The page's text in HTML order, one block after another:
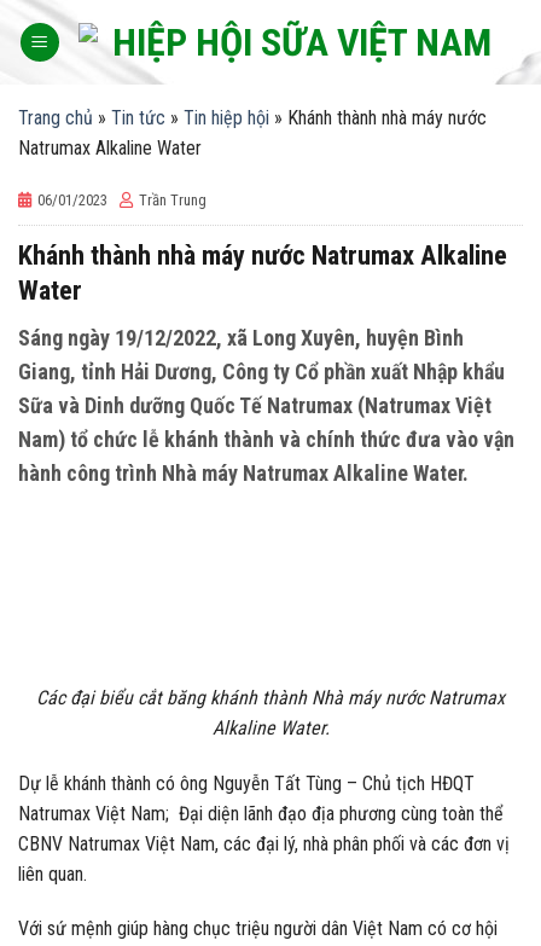
Trang chủ » Tin tức » Tin hiệp hội » Khánh thành nhà máy nước
Natrumax Alkaline Water
06/01/2023 Trần Trung
Khánh thành nhà máy nước Natrumax Alkaline
Water
Sáng ngày 19/12/2022, xã Long Xuyên, huyện Bình
Giang, tỉnh Hải Dương, Công ty Cổ phần xuất Nhập khẩu
Sữa và Dinh dưỡng Quốc Tế Natrumax (Natrumax Việt
Nam) tổ chức lễ khánh thành và chính thức đưa vào vận
hành công trình Nhà máy Natrumax Alkaline Water.
Các đại biểu cắt băng khánh thành Nhà máy nước Natrumax
Alkaline Water.
Dự lễ khánh thành có ông Nguyễn Tất Tùng – Chủ tịch HĐQT
Natrumax Việt Nam; Đại diện lãnh đạo địa phương cùng toàn thể
CBNV Natrumax Việt Nam, các đại lý, nhà phân phối và các đơn vị
liên quan.
Với sứ mệnh giúp hàng chục triệu người dân Việt Nam có cơ hội